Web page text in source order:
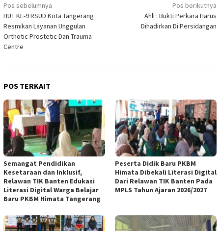
Navigasi
pos
Pos sebelumnya
HUT KE-9 RSUD Kota Tangerang
Resmikan Layanan Unggulan
Orthotic Prostetic Dan Trauma
Centre
Pos berikutnya
Ahli : Bukti Perkara Harus
Dihadirkan Di Persidangan
POS TERKAIT
Semangat Pendidikan
Kesetaraan dan Inklusif,
Relawan TIK Banten Edukasi
Literasi Digital Warga Belajar
Baru PKBM Himata Tangerang
Peserta Didik Baru PKBM
Himata Dibekali Literasi Digital
Dari Relawan TIK Banten Pada
MPLS Tahun Ajaran 2026/2027